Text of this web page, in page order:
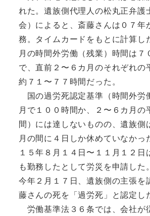
れた。遺族側代理人の松丸正弁護
会）によると、斎藤さんは０７年
務。タイムカードをもとに計算し
月の時間外労働（残業）時間は７
で、直前２〜６カ月のそれぞれの
約７１〜７７時間だった。
国の過労死認定基準（時間外労
月で１００時間か、２〜６カ月の
間）には達しないものの、遺族側
月の間に４日しか休めていなかっ
１５年８月１４日〜１１月１２日
も勤務したとして労災を申請した
今年２月１７日、遺族側の主張を
藤さんの死を「過労死」と認定し
労働基準法３６条では、会社が